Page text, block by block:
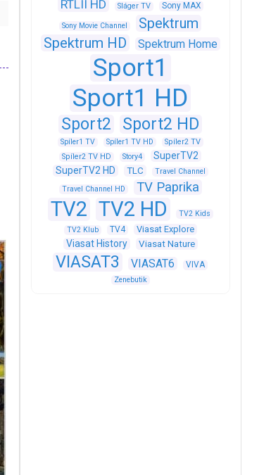
RTLII HD
Sláger TV Sony MAX
Sony Movie Channel
Spektrum
Spektrum HD
Spektrum Home
Sport1
Sport1 HD
Sport2 Sport2 HD
Spíler1 TV Spíler1 TV HD
Spíler2 TV
Spíler2 TV HD
Story4
SuperTV2
SuperTV2 HD
TLC
Travel Channel
Travel Channel HD
TV Paprika
TV2 TV2 HD
TV2 Kids
TV2 Klub
TV4 Viasat Explore
Viasat History Viasat Nature
VIASAT3 VIASAT6 VIVA
Zenebutik